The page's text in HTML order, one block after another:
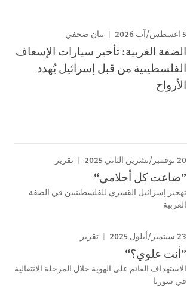
5 اغسطس/آب 2026 بيان صحفي
الضفة الغربية: تأخير سيارات الإسعاف
الفلسطينية من قبل إسرائيل يُهدد
الأرواح
20 نوفمبر/تشرين الثاني 2025 تقرير
”ضاعت كل أحلامي“
تهجير إسرائيل القسري للفلسطينيين في الضفة
الغربية
23 سبتمبر/أيلول 2025 تقرير
”أنت علوي؟“
الاستهداف القائم على الهوية خلال المرحلة الانتقالية
في سوريا